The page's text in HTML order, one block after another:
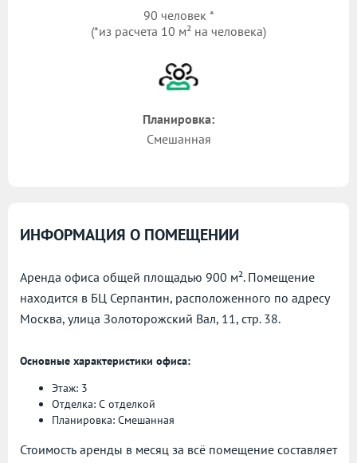
90 человек *
(*из расчета 10 м² на человека)
Планировка:
Смешанная
ИНФОРМАЦИЯ О ПОМЕЩЕНИИ
Аренда офиса общей площадью 900 м². Помещение
находится в БЦ Серпантин, расположенного по адресу
Москва, улица Золоторожский Вал, 11, стр. 38.
Основные характеристики офиса:
Этаж: 3
Отделка: С отделкой
Планировка: Смешанная
Стоимость аренды в месяц за всё помещение составляет